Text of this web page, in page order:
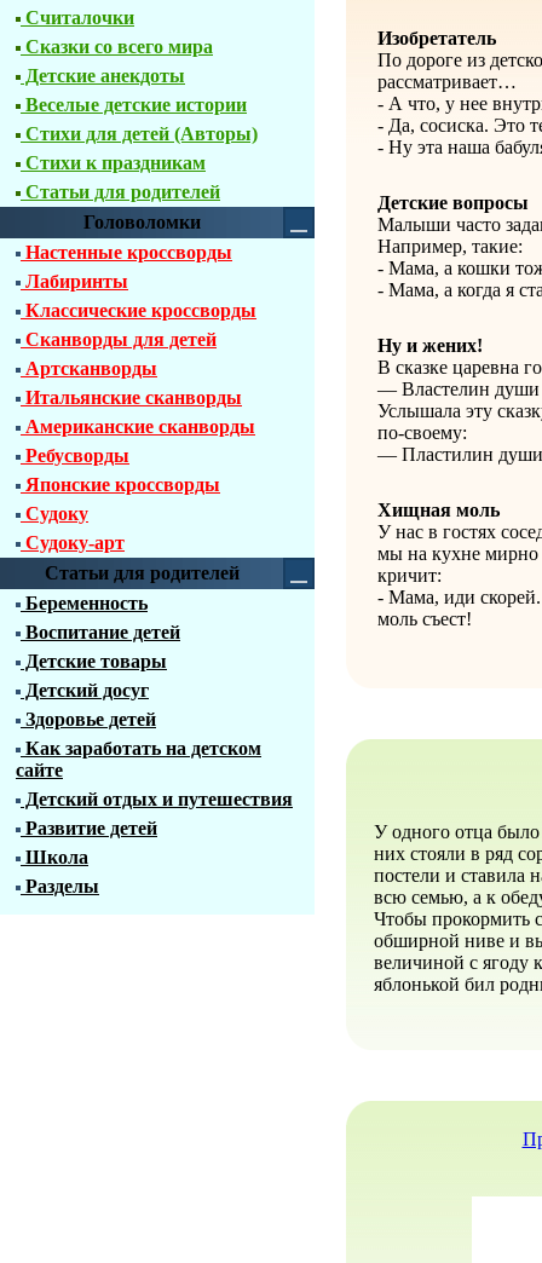
Считалочки
Сказки со всего мира
Детские анекдоты
Веселые детские истории
Стихи для детей (Авторы)
Стихи к праздникам
Статьи для родителей
Головоломки
Настенные кроссворды
Лабиринты
Классические кроссворды
Сканворды для детей
Артсканворды
Итальянские сканворды
Американские сканворды
Ребусворды
Японские кроссворды
Судоку
Судоку-арт
Статьи для родителей
Беременность
Воспитание детей
Детские товары
Детский досуг
Здоровье детей
Как заработать на детском
сайте
Детский отдых и путешествия
Развитие детей
Школа
Разделы
Изобретатель
По дороге из
рассматривает…
- А что, у нее
- Да, сосиска. Это
- Ну эта наша
Детские вопросы
Малыши часто
Например, такие:
- Мама, а кошки
- Мама, а когда я
Ну и жених!
В сказке царевна
— Властелин души
Услышала эту
по-своему:
— Пластилин
Хищная моль
У нас в гостях
мы на кухне мирно
кричит:
- Мама, иди
моль съест!
У одного отца
них стояли в ряд
постели и ставила
всю семью, а к
Чтобы прокормить
обширной ниве и
величиной с ягоду
яблонькой бил